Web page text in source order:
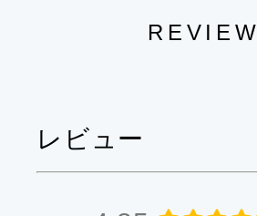
REVIEW
レビュー